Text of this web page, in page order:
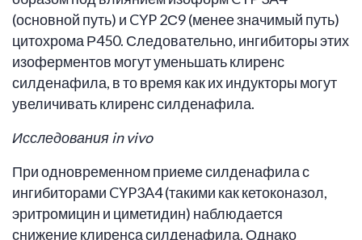
(основной путь) и CYP 2С9 (менее значимый путь)
цитохрома Р450. Следовательно, ингибиторы этих
изоферментов могут уменьшать клиренс
силденафила, в то время как их индукторы могут
увеличивать клиренс силденафила.
Исследования in vivo
При одновременном приеме силденафила с
ингибиторами CYP3A4 (такими как кетоконазол,
эритромицин и циметидин) наблюдается
снижение клиренса силденафила. Однако